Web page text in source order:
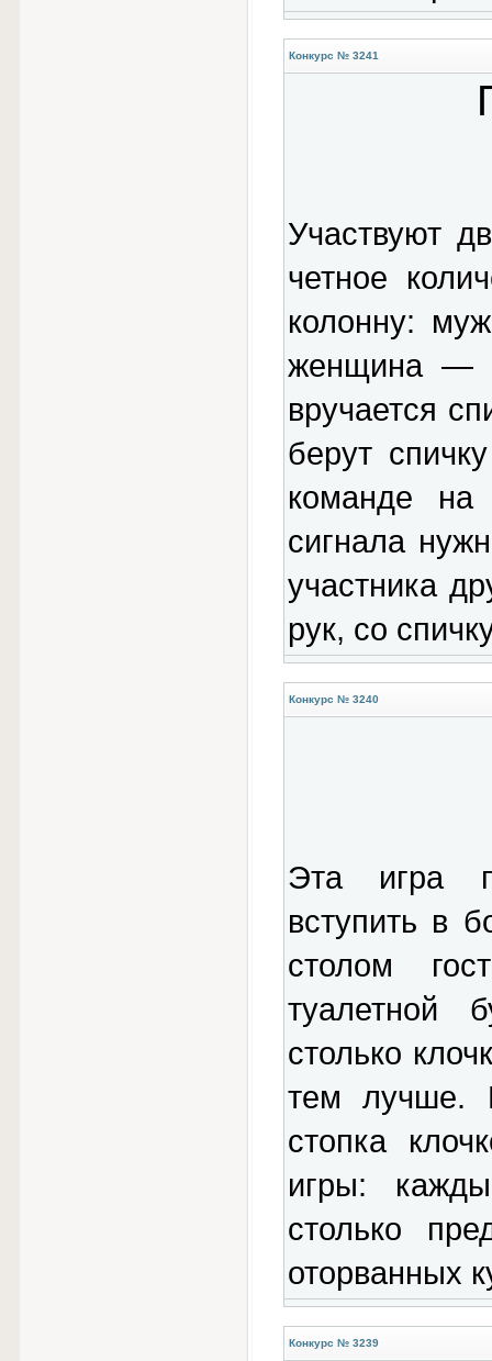
Конкурс № 3241
Участвуют
четное
колонну:
женщина —
вручается
берут
команде на
сигнала
участника
рук, со
Конкурс № 3240
Эта игра
вступить в
столом
туалетной
столько
тем лучше.
стопка
игры:
столько
оторванных
Конкурс № 3239